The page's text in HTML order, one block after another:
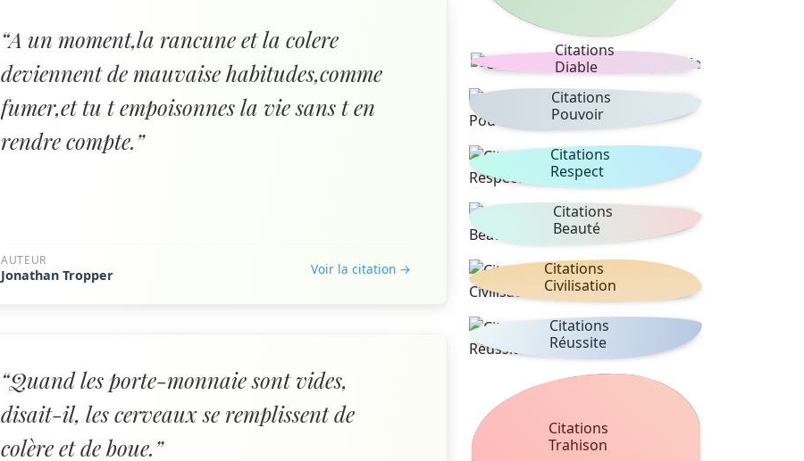
“A un moment,la rancune et la colere
deviennent de mauvaise habitudes,comme
fumer,et tu t empoisonnes la vie sans t en
rendre compte.”
AUTEUR
Jonathan Tropper Voir la citation →
“Quand les porte-monnaie sont vides,
disait-il, les cerveaux se remplissent de
colère et de boue.”
Citations
Diable
Citations
Pouvoir
Citations
Respect
Citations
Beauté
Citations
Civilisation
Citations
Réussite
Citations
Trahison